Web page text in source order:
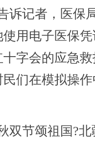
诉记者，医保
用电子医保
字会的应急
们在模拟操
节颂祖国?北